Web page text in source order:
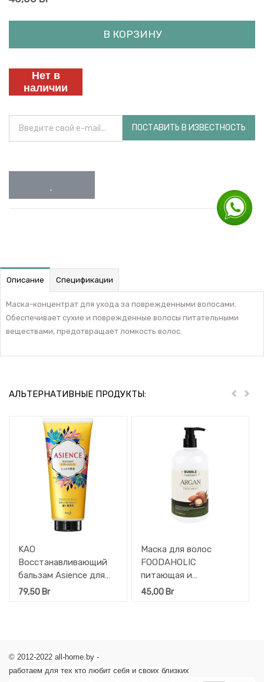
В КОРЗИНУ
Нет в
наличии
ПОСТАВИТЬ В ИЗВЕСТНОСТЬ
Описание Спецификации
Маска-концентрат для ухода за поврежденными волосами.
Обеспечивает сухие и поврежденные волосы питательными
веществами, предотвращает ломкость волос.
АЛЬТЕРНАТИВНЫЕ ПРОДУКТЫ: Пред
KAO
Восстанавливающий
бальзам Asience для
жёстких волос
79,50Br
Маска для волос
FOODAHOLIC
питающая и
увлажняющая с
45,00Br
© 2012-2022 all-home.by -
работаем для тех кто любит себя и своих близких